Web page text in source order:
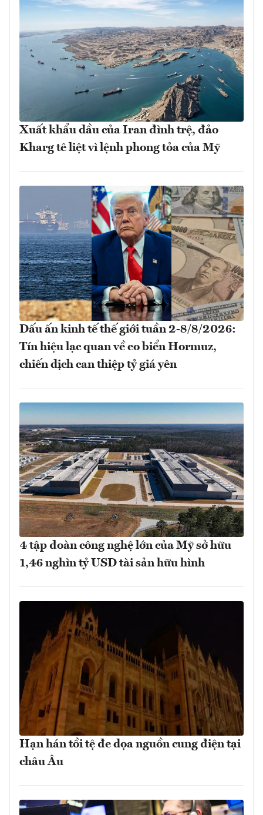
Xuất khẩu dầu của Iran đình trệ, đảo
Kharg tê liệt vì lệnh phong tỏa của Mỹ
Dấu ấn kinh tế thế giới tuần 2-8/8/2026:
Tín hiệu lạc quan về eo biển Hormuz,
chiến dịch can thiệp tỷ giá yên
4 tập đoàn công nghệ lớn của Mỹ sở hữu
1,46 nghìn tỷ USD tài sản hữu hình
Hạn hán tồi tệ đe dọa nguồn cung điện tại
châu Âu